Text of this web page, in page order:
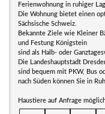
Ferienwohnung in ruhiger
Die Wohnung bietet einen
Sächsische Schweiz.
Bekannte Ziele wie Kleiner
und Festung Königstein
sind als Halb- oder
Die Landeshauptstadt
sind bequem mit PKW, Bus
nach Süden können Sie in
Haustiere auf Anfrage